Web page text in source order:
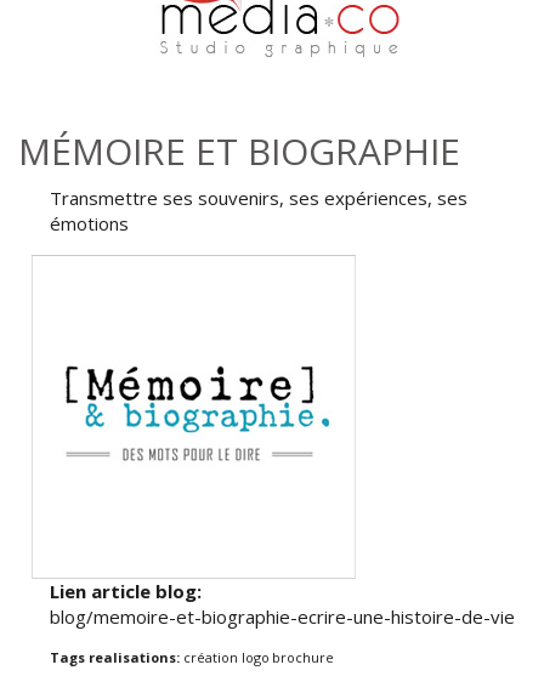
Aller au contenu principal
MÉMOIRE ET BIOGRAPHIE
Transmettre ses souvenirs, ses expériences, ses
émotions
Lien article blog:
blog/memoire-et-biographie-ecrire-une-histoire-de-vie
Tags realisations: création logo brochure